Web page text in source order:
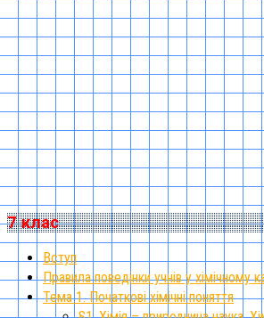
7 клас
Вступ
Правила поведінки учнів у хімічному
Тема 1. Початкові хімічні поняття